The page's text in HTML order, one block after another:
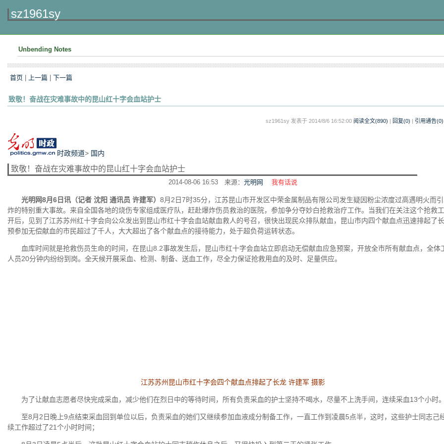
sz1961sy
Unbending Notes
首页 上一篇 下一篇
致敬！奋战在灾难事故中的昆山红十字会血站护士
sz1961sy 发表于 2014/8/6 16:52:00 阅读全文(890) 回复(0) 引用通告(0)
时政频道> 国内
致敬！奋战在灾难事故中的昆山红十字会血站护士
2014-08-06 16:53 来源：光明网 我有话说
光明网8月6日讯（记者 沈阳 通讯员 许建军） 8月2日7时35分，江苏昆山市开发区中荣金属制品有限公司发生疑因粉尘浓度过高遇明火而
炸的特别重大事故。来自全国各地的烧伤专家组成医疗队，赶赴爆炸伤员救治的医院，参加争分夺妙白抢救治疗工作。当我们在关注这个抢救
开后，见到了江苏苏州红十字会向公众发出到昆山市红十字会血站献血救人的号召，很快出现民众排队献血，昆山市内四个献血点迅速排起了长
预参加无偿献血的市民超过了千人，大大超出了各个献血点的接待能力，处于超负荷运转状态。
血库时间就是抢救伤员生命的时间，在昆山8.2事故发生后，昆山市红十字会血站立即启动无偿献血应急预案，开放全市所有献血点，全体
人员20分钟内纷纷到岗。全天候开展采血、检测、制备、送血工作，尽全力保证抢救用血的及时、足量供应。
江苏苏州昆山市红十字会四个献血点排起了长龙 许建军 摄影
为了让献血志愿者尽快完成采血，减少他们在烈日中的等待时间，所有负责采血的护士坚持不喝水，尽量不上洗手间，连续采血13个小时。
至8月2日晚上9点结束采血回到单位以后，负责采血的她们又继续参加血液成分制备工作，一直工作到凌晨5点半，这时，这些护士同志己
续工作超过了21个小时时间；